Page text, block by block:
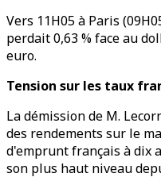
Vers 11H05 à Paris
perdait 0,63 % face au
euro.
Tension sur les taux
La démission de M.
des rendements sur le
d'emprunt français à dix
son plus haut niveau